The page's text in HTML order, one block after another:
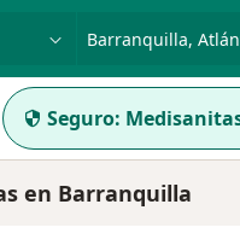
o nombre
Seguro:
en Barranquilla